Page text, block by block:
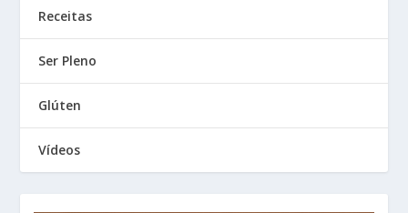
Receitas
Ser Pleno
Glúten
Vídeos